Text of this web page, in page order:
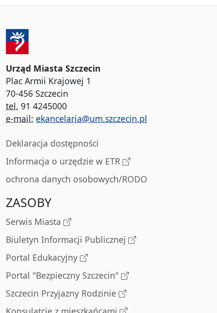
Urząd Miasta Szczecin
Plac Armii Krajowej 1
70-456 Szczecin
tel. 91 4245000
e-mail: ekancelaria@um.szczecin.pl
Deklaracja dostępności
Informacja o urzędzie w ETR
ochrona danych osobowych/RODO
ZASOBY
Serwis Miasta
Biuletyn Informacji Publicznej
Portal Edukacyjny
Portal "Bezpieczny Szczecin"
Szczecin Przyjazny Rodzinie